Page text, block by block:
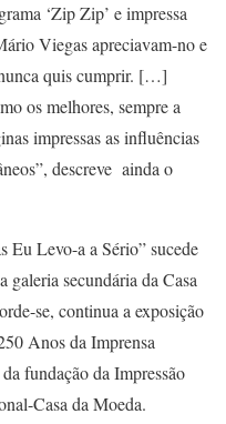
‘Zip Zip’ e impressa
Viegas apreciavam-no e
quis cumprir. […]
os melhores, sempre a
impressas as influências
descreve ainda o
Levo-a a Sério” sucede
galeria secundária da Casa
se, continua a exposição
Anos da Imprensa
fundação da Impressão
Casa da Moeda.